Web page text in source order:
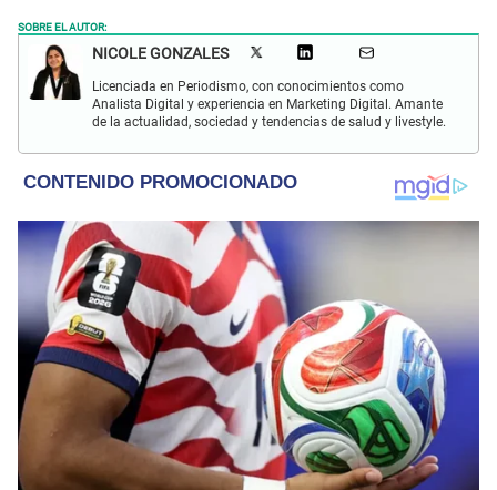
SOBRE EL AUTOR:
NICOLE GONZALES
Licenciada en Periodismo, con conocimientos como
Analista Digital y experiencia en Marketing Digital. Amante
de la actualidad, sociedad y tendencias de salud y livestyle.